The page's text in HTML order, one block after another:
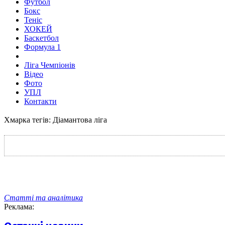
Футбол
Бокс
Теніс
ХОКЕЙ
Баскетбол
Формула 1
Ліга Чемпіонів
Відео
Фото
УПЛ
Контакти
Хмарка тегів: Діамантова ліга
Статті та аналітика
Реклама: